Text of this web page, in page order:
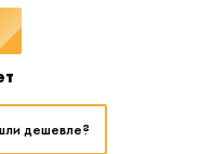
дешевле?